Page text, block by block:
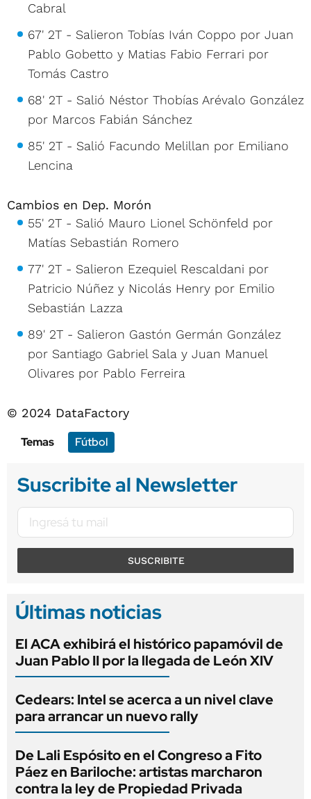
Cabral
67' 2T - Salieron Tobías Iván Coppo por Juan
Pablo Gobetto y Matias Fabio Ferrari por
Tomás Castro
68' 2T - Salió Néstor Thobías Arévalo González
por Marcos Fabián Sánchez
85' 2T - Salió Facundo Melillan por Emiliano
Lencina
Cambios en Dep. Morón
55' 2T - Salió Mauro Lionel Schönfeld por
Matías Sebastián Romero
77' 2T - Salieron Ezequiel Rescaldani por
Patricio Núñez y Nicolás Henry por Emilio
Sebastián Lazza
89' 2T - Salieron Gastón Germán González
por Santiago Gabriel Sala y Juan Manuel
Olivares por Pablo Ferreira
© 2024 DataFactory
Temas
Fútbol
Suscribite al Newsletter
SUSCRIBITE
Últimas noticias
El ACA exhibirá el histórico papamóvil de
Juan Pablo II por la llegada de León XIV
Cedears: Intel se acerca a un nivel clave
para arrancar un nuevo rally
De Lali Espósito en el Congreso a Fito
Páez en Bariloche: artistas marcharon
contra la ley de Propiedad Privada